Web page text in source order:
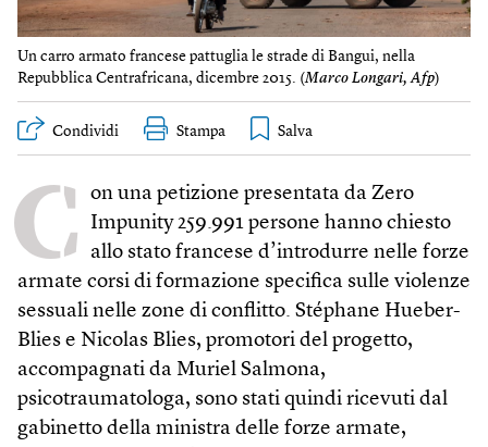
Un carro armato francese pattuglia le strade di Bangui, nella
Repubblica Centrafricana, dicembre 2015. (Marco Longari, Afp)
Condividi Stampa
C
on una petizione presentata da Zero
Impunity 259.991 persone hanno chiesto
allo stato francese d’introdurre nelle forze
armate corsi di formazione specifica sulle violenze
sessuali nelle zone di conflitto. Stéphane Hueber-
Blies e Nicolas Blies, promotori del progetto,
accompagnati da Muriel Salmona,
psicotraumatologa, sono stati quindi ricevuti dal
gabinetto della ministra delle forze armate,